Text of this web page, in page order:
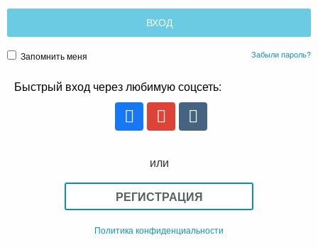
Запомнить меня Забыли пароль?
Быстрый вход через любимую соцсеть:
или
РЕГИСТРАЦИЯ
Политика конфиденциальности